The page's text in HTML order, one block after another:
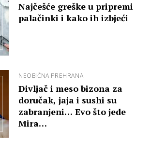
Najčešće greške u pripremi
palačinki i kako ih izbjeći
NEOBIČNA PREHRANA
Divljač i meso bizona za
doručak, jaja i sushi su
zabranjeni… Evo što jede
Mira…